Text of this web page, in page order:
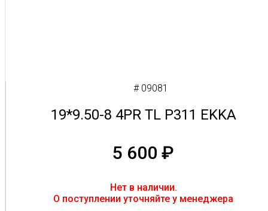
# 09081
19*9.50-8 4PR TL P311 EKKA
5 600 ₽
Нет в наличии.
O поступлении уточняйте у менеджера